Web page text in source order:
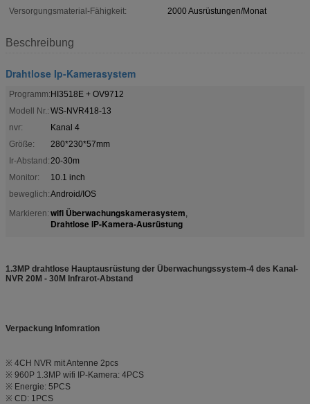
Versorgungsmaterial-Fähigkeit:
2000 Ausrüstungen/Monat
Beschreibung
Drahtlose Ip-Kamerasystem
Programm:HI3518E + OV9712
Modell Nr.: WS-NVR418-13
nvr:
Kanal 4
Größe:
280*230*57mm
Ir-Abstand:20-30m
Monitor:
10.1 inch
beweglich:Android/IOS
Markieren: wifi Überwachungskamerasystem,
Drahtlose IP-Kamera-Ausrüstung
1.3MP drahtlose Hauptausrüstung der Überwachungssystem-4 des Kanal-
NVR 20M - 30M Infrarot-Abstand
Verpackung Infomration
※ 4CH NVR mit Antenne 2pcs
※ 960P 1.3MP wifi IP-Kamera: 4PCS
※ Energie: 5PCS
※ CD: 1PCS